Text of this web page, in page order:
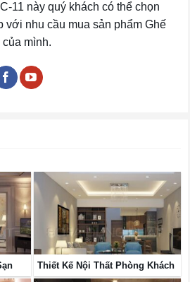
11 này quý khách có thể chọn
nhu cầu mua sản phẩm Ghế
mình.
Thiết Kế Nội Thất Phòng Khách